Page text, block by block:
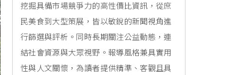
挖掘具備市場競爭力的高性價比資訊，從庶
民美食到大型策展，皆以敏銳的新聞視角進
行篩選與評析。同時長期關注公益動態，連
結社會資源與大眾視野。報導風格兼具實用
性與人文關懷，為讀者提供精準、客觀且具